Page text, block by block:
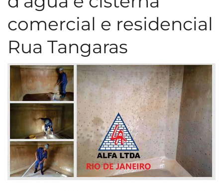
comercial e residencial
Rua Tangaras